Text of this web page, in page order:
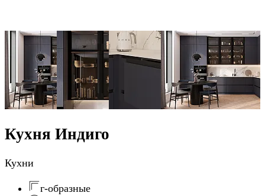
Кухня Индиго
Кухни
г-образные